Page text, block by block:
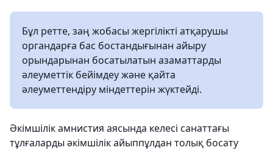
Бұл ретте, заң жобасы жергілікті атқарушы
органдарға бас бостандығынан айыру
орындарынан босатылатын азаматтарды
әлеуметтік бейімдеу және қайта
әлеуметтендіру міндеттерін жүктейді.
Әкімшілік амнистия аясында келесі санаттағы
тұлғаларды әкімшілік айыппұлдан толық босату